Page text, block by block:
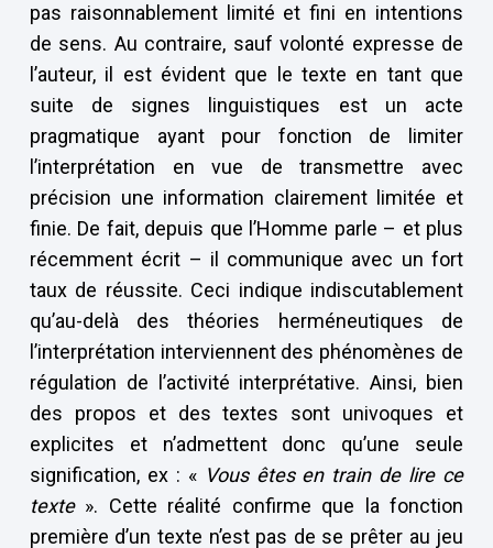
pas raisonnablement limité et fini en intentions
de sens. Au contraire, sauf volonté expresse de
l’auteur, il est évident que le texte en tant que
suite de signes linguistiques est un acte
pragmatique ayant pour fonction de limiter
l’interprétation en vue de transmettre avec
précision une information clairement limitée et
finie. De fait, depuis que l’Homme parle – et plus
récemment écrit – il communique avec un fort
taux de réussite. Ceci indique indiscutablement
qu’au-delà des théories herméneutiques de
l’interprétation interviennent des phénomènes de
régulation de l’activité interprétative. Ainsi, bien
des propos et des textes sont univoques et
explicites et n’admettent donc qu’une seule
signification, ex : « Vous êtes en train de lire ce
texte». Cette réalité confirme que la fonction
première d’un texte n’est pas de se prêter au jeu